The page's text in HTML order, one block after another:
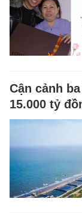
Cận cảnh
15.000 tỷ